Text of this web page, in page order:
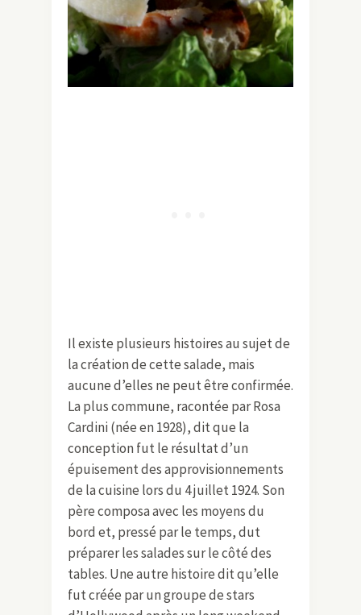
Il existe plusieurs histoires au sujet de
la création de cette salade, mais
aucune d’elles ne peut être confirmée.
La plus commune, racontée par Rosa
Cardini (née en 1928), dit que la
conception fut le résultat d’un
épuisement des approvisionnements
de la cuisine lors du 4 juillet 1924. Son
père composa avec les moyens du
bord et, pressé par le temps, dut
préparer les salades sur le côté des
tables. Une autre histoire dit qu’elle
fut créée par un groupe de stars